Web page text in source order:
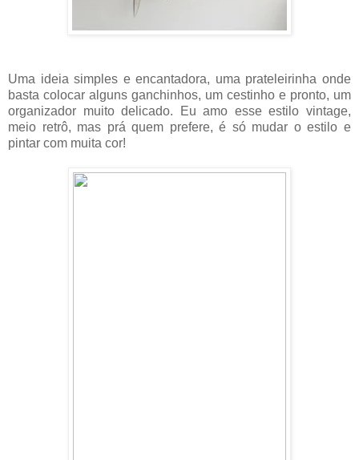
Uma ideia simples e encantadora, uma prateleirinha onde
basta colocar alguns ganchinhos, um cestinho e pronto, um
organizador muito delicado. Eu amo esse estilo vintage,
meio retrô, mas prá quem prefere, é só mudar o estilo e
pintar com muita cor!